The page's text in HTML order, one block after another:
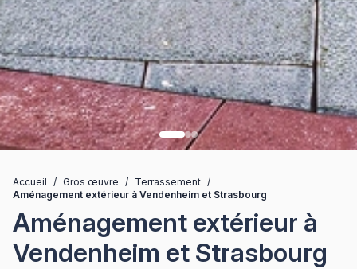
Accueil / Gros œuvre / Terrassement /
Aménagement extérieur à Vendenheim et Strasbourg
Aménagement extérieur à
Vendenheim et Strasbourg